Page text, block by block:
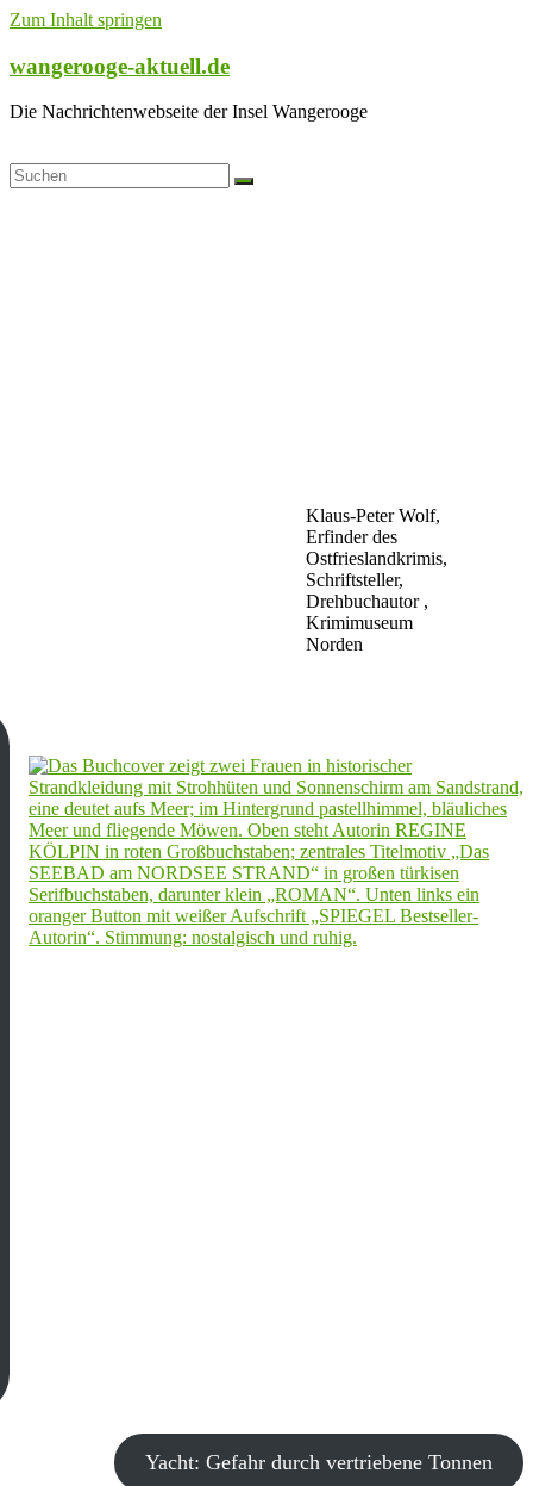
Zum Inhalt springen
wangerooge-aktuell.de
Die Nachrichtenwebseite der Insel Wangerooge
Klaus-Peter Wolf,
Erfinder des
Ostfrieslandkrimis,
Schriftsteller,
Drehbuchautor ,
Krimimuseum
Norden
Yacht: Gefahr durch vertriebene Tonnen